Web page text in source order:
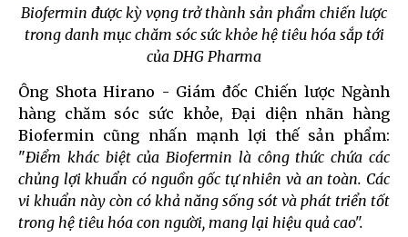
Biofermin được kỳ vọng trở thành sản phẩm chiến lược
trong danh mục chăm sóc sức khỏe hệ tiêu hóa sắp tới
của DHG Pharma
Ông Shota Hirano - Giám đốc Chiến lược Ngành
hàng chăm sóc sức khỏe, Đại diện nhãn hàng
Biofermin cũng nhấn mạnh lợi thế sản phẩm:
"Điểm khác biệt của Biofermin là công thức chứa các
chủng lợi khuẩn có nguồn gốc tự nhiên và an toàn. Các
vi khuẩn này còn có khả năng sống sót và phát triển tốt
trong hệ tiêu hóa con người, mang lại hiệu quả cao".